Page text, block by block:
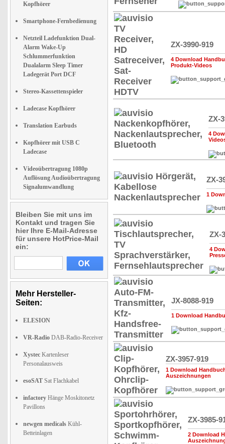
Kopfhörer
Smartphone-Fernbedienung
Netzteil Ladefunktion Dual-
Alarm Wake-Up
Schlummerfunktion
Dualalarm Sleep Timer
Ladegerät Port DCF
Stereo-Kassettenspieler
Ladecase Kopfhörer
Translation Earbuds
Kopfhörer mit USB C
Ladecase
Videoübertragung 1080p
Auflösung Audioübertragung
Signalumwandlung
Bleiben Sie mit uns im
Kontakt und tragen Sie
hier Ihre E-Mail-Adresse
für unsere HotPrice-Mail
ein:
Mehr Hersteller-
Seiten:
ELESION
VR-Radio DAB-Radio-Receiver
Xystec Kartenleser
Personalausweis
esoSAT Sat Flachkabel
infactory Hänge Moskitonetz
Pavillons
newgen medicals Kühl-
Betteinlagen
ZX-3990-919
4 Download
Produkt-Videos
ZX-
4
ZX-
1
ZX-
4
JX-8088-919
1 Download
ZX-3957-919
1 Download
Auszeichnungen
ZX-3985-
2 Download